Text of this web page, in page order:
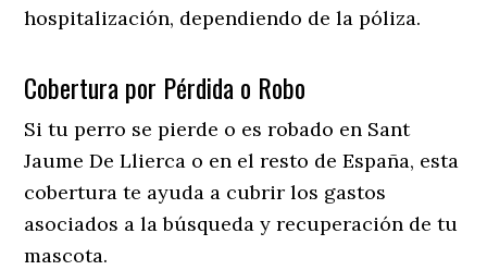
hospitalización, dependiendo de la póliza.
Cobertura por Pérdida o Robo
Si tu perro se pierde o es robado en Sant
Jaume De Llierca o en el resto de España, esta
cobertura te ayuda a cubrir los gastos
asociados a la búsqueda y recuperación de tu
mascota.